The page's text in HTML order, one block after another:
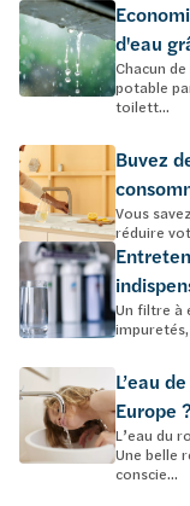
d'eau
Chacun
potable
toilett...
Buvez
Vous
réduire
Un filtre à
L’eau
Europe ?
L’eau du
Une belle
conscie...